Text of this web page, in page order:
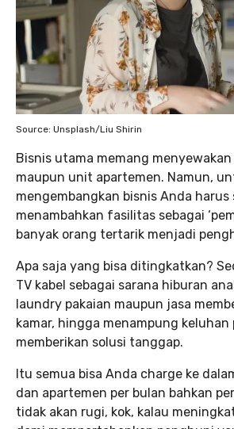
Source: Unsplash/Liu Shirin
Bisnis utama memang
maupun unit apartemen. Namun,
mengembangkan bisnis Anda harus
menambahkan fasilitas sebagai
banyak orang tertarik menjadi
Apa saja yang bisa ditingkatkan?
TV kabel sebagai sarana hiburan
laundry pakaian maupun jasa
kamar, hingga menampung
memberikan solusi tanggap.
Itu semua bisa Anda charge ke
dan apartemen per bulan bahkan
tidak akan rugi, kok, kalau